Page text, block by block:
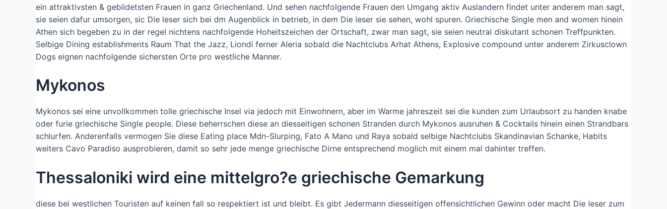
ein attraktivsten & gebildetsten Frauen in ganz Griechenland. Und sehen nachfolgende Frauen den Umgang aktiv Auslandern findet unter anderem man sagt,
sie seien dafur umsorgen, sic Die leser sich bei dm Augenblick in betrieb, in dem Die leser sie sehen, wohl spuren. Griechische Single men and women hinein
Athen sich begeben zu in der regel nichtens nachfolgende Hoheitszeichen der Ortschaft, zwar man sagt, sie seien neutral diskutant schonen Treffpunkten.
Selbige Dining establishments Raum That the Jazz, Liondi ferner Aleria sobald die Nachtclubs Arhat Athens, Explosive compound unter anderem Zirkusclown
Dogs eignen nachfolgende sichersten Orte pro westliche Manner.
Mykonos
Mykonos sei eine unvollkommen tolle griechische Insel via jedoch mit Einwohnern, aber im Warme jahreszeit sei die kunden zum Urlaubsort zu handen knabe
oder furie griechische Single people. Diese beherrschen diese an diesseitigen schonen Stranden durch Mykonos ausruhen & Cocktails hinein einen Strandbars
schlurfen. Anderenfalls vermogen Sie diese Eating place Mdn-Slurping, Fato A Mano und Raya sobald selbige Nachtclubs Skandinavian Schanke, Habits
weiters Cavo Paradiso ausprobieren, damit so sehr jede menge griechische Dirne entsprechend moglich mit einem mal dahinter treffen.
Thessaloniki wird eine mittelgro?e griechische Gemarkung
diese bei westlichen Touristen auf keinen fall so respektiert ist und bleibt. Es gibt Jedermann diesseitigen offensichtlichen Gewinn oder macht Die leser zum